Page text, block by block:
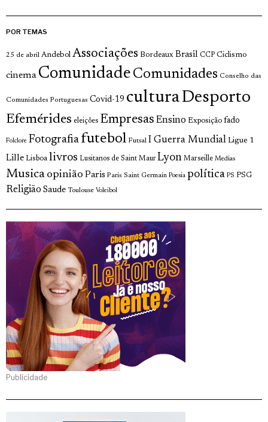
POR TEMAS
25 de abril Andebol Associações Bordeaux Brasil CCP Ciclismo
cinema Comunidade Comunidades Conselho das
Comunidades Portuguesas Covid-19 culturaDesporto
Efemérides eleições Empresas Ensino Exposição fado
Folclore Fotografia futebol Futsal I Guerra Mundial Ligue 1
Lille Lisboa livros Lusitanos de Saint Maur Lyon Marseille Medias
Musica opinião Paris Paris Saint Germain Poesia política PS PSG
Religião Saude Toulouse Voleibol
Publicidade